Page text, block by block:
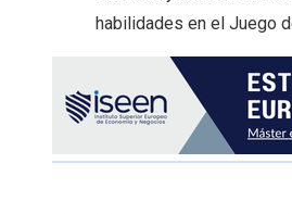
habilidades en el Juego